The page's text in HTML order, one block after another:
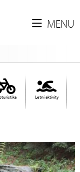
MENU
Letní aktivity